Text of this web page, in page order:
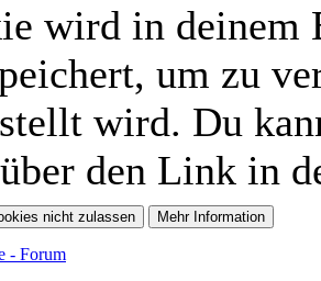
wird in deinem
um zu
wird. Du
den Link in